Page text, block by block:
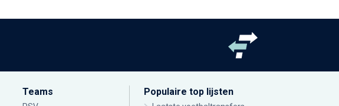
Teams Populaire top lijsten